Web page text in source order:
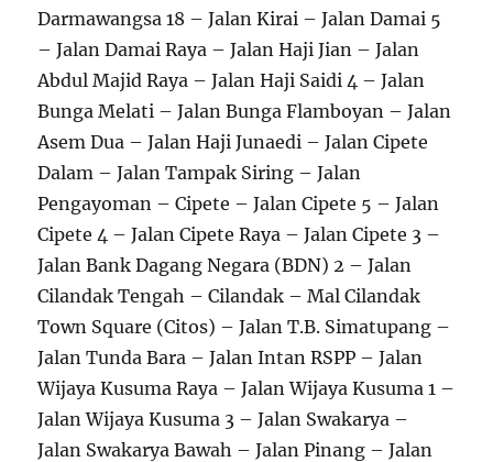
Darmawangsa 18 – Jalan Kirai – Jalan Damai 5
– Jalan Damai Raya – Jalan Haji Jian – Jalan
Abdul Majid Raya – Jalan Haji Saidi 4 – Jalan
Bunga Melati – Jalan Bunga Flamboyan – Jalan
Asem Dua – Jalan Haji Junaedi – Jalan Cipete
Dalam – Jalan Tampak Siring – Jalan
Pengayoman – Cipete – Jalan Cipete 5 – Jalan
Cipete 4 – Jalan Cipete Raya – Jalan Cipete 3 –
Jalan Bank Dagang Negara (BDN) 2 – Jalan
Cilandak Tengah – Cilandak – Mal Cilandak
Town Square (Citos) – Jalan T.B. Simatupang –
Jalan Tunda Bara – Jalan Intan RSPP – Jalan
Wijaya Kusuma Raya – Jalan Wijaya Kusuma 1 –
Jalan Wijaya Kusuma 3 – Jalan Swakarya –
Jalan Swakarya Bawah – Jalan Pinang – Jalan